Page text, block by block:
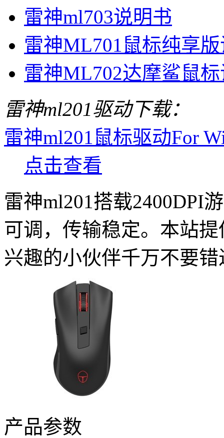
雷神ml703说明书
雷神ML701鼠标纯享
雷神ML702达摩鲨鼠
雷神ml201驱动下载：
雷神ml201鼠标驱动For
点击查看
雷神ml201搭载2400DPI
可调，传输稳定。本站
兴趣的小伙伴千万不要错
产品参数